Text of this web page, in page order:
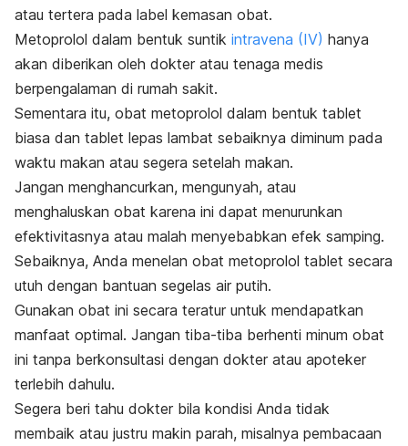
atau tertera pada label kemasan obat.
Metoprolol dalam bentuk suntik intravena (IV) hanya
akan diberikan oleh dokter atau tenaga medis
berpengalaman di rumah sakit.
Sementara itu, obat metoprolol dalam bentuk tablet
biasa dan tablet lepas lambat sebaiknya diminum pada
waktu makan atau segera setelah makan.
Jangan menghancurkan, mengunyah, atau
menghaluskan obat karena ini dapat menurunkan
efektivitasnya atau malah menyebabkan efek samping.
Sebaiknya, Anda menelan obat metoprolol tablet secara
utuh dengan bantuan segelas air putih.
Gunakan obat ini secara teratur untuk mendapatkan
manfaat optimal. Jangan tiba-tiba berhenti minum obat
ini tanpa berkonsultasi dengan dokter atau apoteker
terlebih dahulu.
Segera beri tahu dokter bila kondisi Anda tidak
membaik atau justru makin parah, misalnya pembacaan